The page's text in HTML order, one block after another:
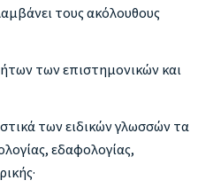
τους ακόλουθους
των επιστημονικών και
των ειδικών γλωσσών τα
εδαφολογίας,